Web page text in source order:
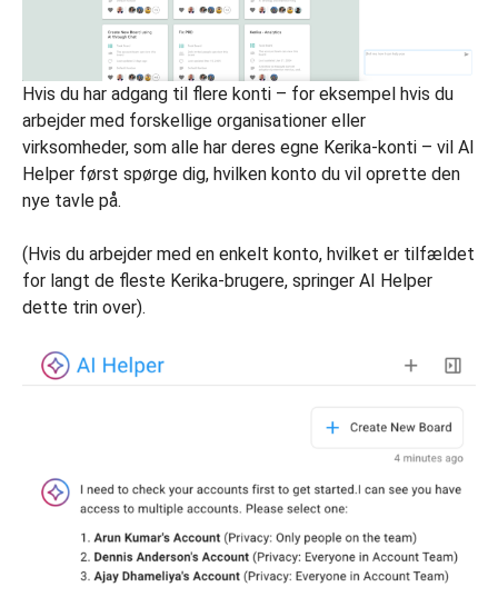
Hvis du har adgang til flere konti – for eksempel hvis du
arbejder med forskellige organisationer eller
virksomheder, som alle har deres egne Kerika-konti – vil AI
Helper først spørge dig, hvilken konto du vil oprette den
nye tavle på.
(Hvis du arbejder med en enkelt konto, hvilket er tilfældet
for langt de fleste Kerika-brugere, springer AI Helper
dette trin over).